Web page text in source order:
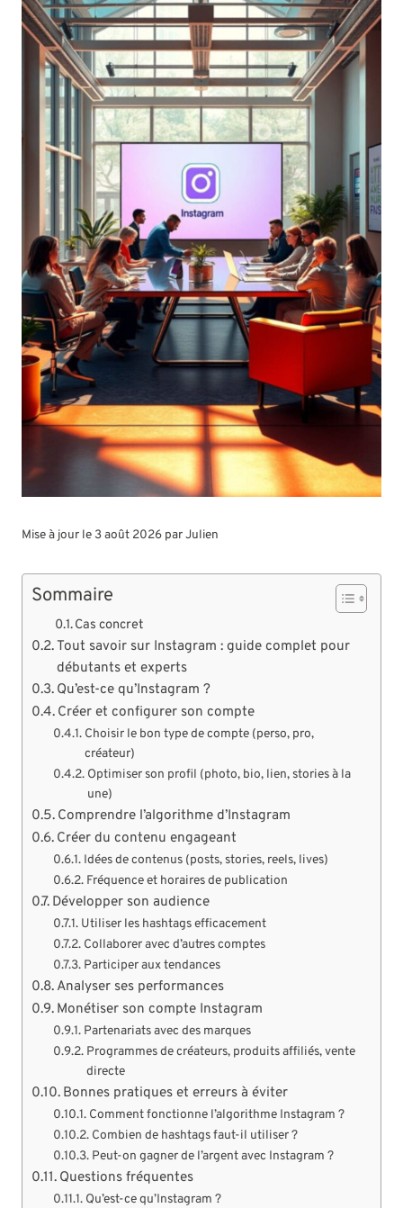
Mise à jour le 3 août 2026 parJulien
Sommaire
Cas concret
Tout savoir sur Instagram : guide complet pour
débutants et experts
Qu’est-ce qu’Instagram ?
Créer et configurer son compte
Choisir le bon type de compte (perso, pro,
créateur)
Optimiser son profil (photo, bio, lien, stories à la
une)
Comprendre l’algorithme d’Instagram
Créer du contenu engageant
Idées de contenus (posts, stories, reels, lives)
Fréquence et horaires de publication
Développer son audience
Utiliser les hashtags efficacement
Collaborer avec d’autres comptes
Participer aux tendances
Analyser ses performances
Monétiser son compte Instagram
Partenariats avec des marques
Programmes de créateurs, produits affiliés, vente
directe
Bonnes pratiques et erreurs à éviter
Comment fonctionne l’algorithme Instagram ?
Combien de hashtags faut-il utiliser ?
Peut-on gagner de l’argent avec Instagram ?
Questions fréquentes
Qu’est-ce qu’Instagram ?